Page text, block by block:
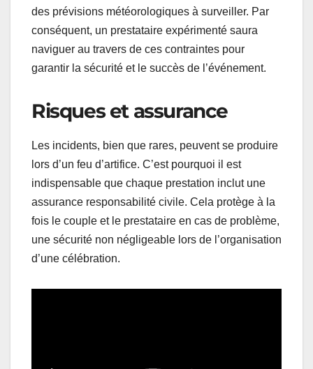
des prévisions météorologiques à surveiller. Par
conséquent, un prestataire expérimenté saura
naviguer au travers de ces contraintes pour
garantir la sécurité et le succès de l’événement.
Risques et assurance
Les incidents, bien que rares, peuvent se produire
lors d’un feu d’artifice. C’est pourquoi il est
indispensable que chaque prestation inclut une
assurance responsabilité civile. Cela protège à la
fois le couple et le prestataire en cas de problème,
une sécurité non négligeable lors de l’organisation
d’une célébration.